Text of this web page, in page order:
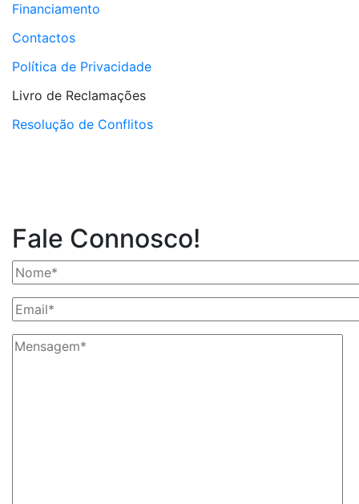
Financiamento
Contactos
Política de Privacidade
Livro de Reclamações
Resolução de Conflitos
Fale Connosco!